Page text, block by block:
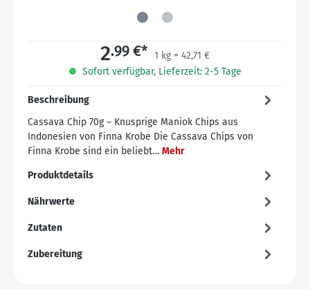
2.99 €* 1 kg = 42,71 €
Sofort verfügbar, Lieferzeit: 2-5 Tage
Beschreibung
Cassava Chip 70g – Knusprige Maniok Chips aus
Indonesien von Finna Krobe Die Cassava Chips von
Finna Krobe sind ein beliebt… Mehr
Produktdetails
Nährwerte
Zutaten
Zubereitung